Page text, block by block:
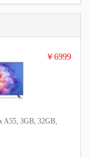
￥6999
A55, 3GB, 32GB,